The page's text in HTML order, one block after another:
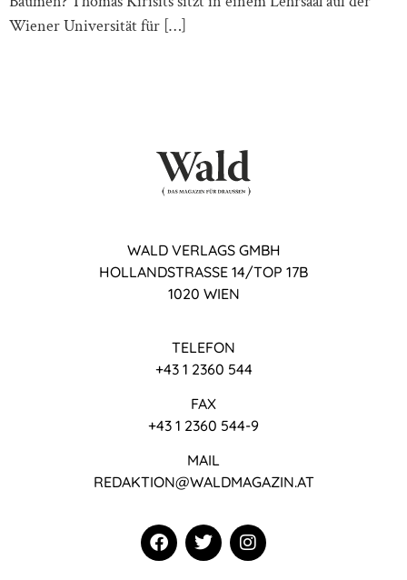
Wiener Universität für […]
WALD VERLAGS GMBH
HOLLANDSTRASSE 14/TOP 17B
1020 WIEN
TELEFON
+43 1 2360 544
FAX
+43 1 2360 544-9
MAIL
REDAKTION@WALDMAGAZIN.AT